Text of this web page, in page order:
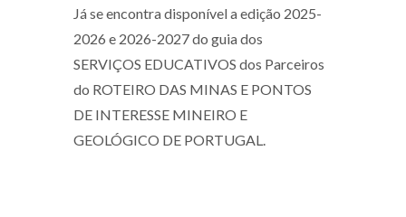
Já se encontra disponível a edição 2025-
2026 e 2026-2027 do guia dos
SERVIÇOS EDUCATIVOS dos Parceiros
do ROTEIRO DAS MINAS E PONTOS
DE INTERESSE MINEIRO E
GEOLÓGICO DE PORTUGAL.